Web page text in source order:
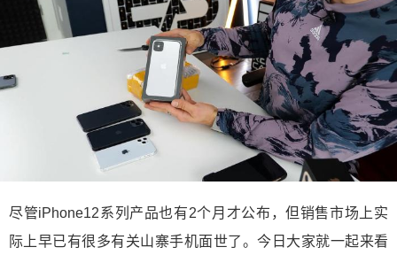
尽管iPhone12系列产品也有2个月才公布，但销售市场上实
际上早已有很多有关山寨手机面世了。今日大家就一起来看